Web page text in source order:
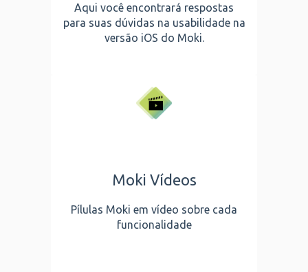
Aqui você encontrará respostas
para suas dúvidas na usabilidade na
versão iOS do Moki.
Moki Vídeos
Pílulas Moki em vídeo sobre cada
funcionalidade